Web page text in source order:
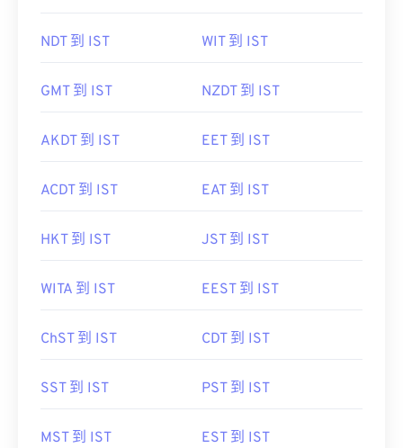
NDT 到 IST WIT 到 IST
GMT 到 IST NZDT 到 IST
AKDT 到 IST EET 到 IST
ACDT 到 IST EAT 到 IST
HKT 到 IST JST 到 IST
WITA 到 IST EEST 到 IST
ChST 到 IST CDT 到 IST
SST 到 IST PST 到 IST
MST 到 IST EST 到 IST